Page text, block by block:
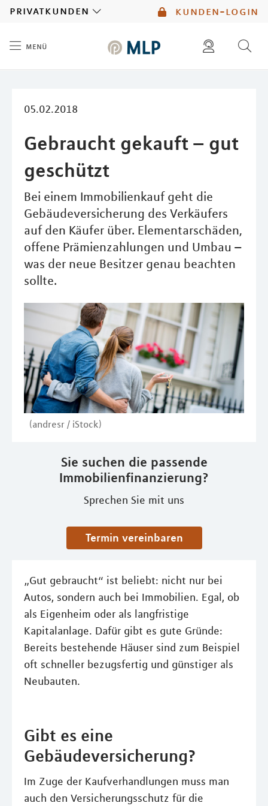
kunden-login
privatkunden
menü
05.02.2018
Gebraucht gekauft – gut
geschützt
Bei einem Immobilienkauf geht die
Gebäudeversicherung des Verkäufers
auf den Käufer über. Elementarschäden,
offene Prämienzahlungen und Umbau –
was der neue Besitzer genau beachten
sollte.
(andresr / iStock)
Sie suchen die passende
Immobilienfinanzierung?
Sprechen Sie mit uns
Termin vereinbaren
„Gut gebraucht“ ist beliebt: nicht nur bei
Autos, sondern auch bei Immobilien. Egal, ob
als Eigenheim oder als langfristige
Kapitalanlage. Dafür gibt es gute Gründe:
Bereits bestehende Häuser sind zum Beispiel
oft schneller bezugsfertig und günstiger als
Neubauten.
Gibt es eine
Gebäudeversicherung?
Im Zuge der Kaufverhandlungen muss man
auch den Versicherungsschutz für die